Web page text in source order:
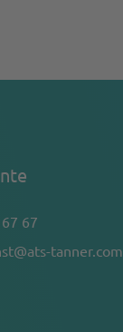
67
tanner.com